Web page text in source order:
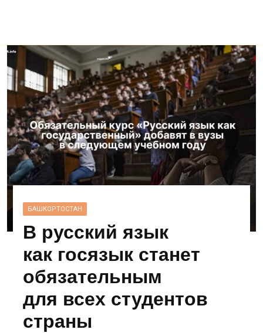
БАШКОРТОСТАН
В русский язык
как госязык станет
обязательным
для всех студентов
страны